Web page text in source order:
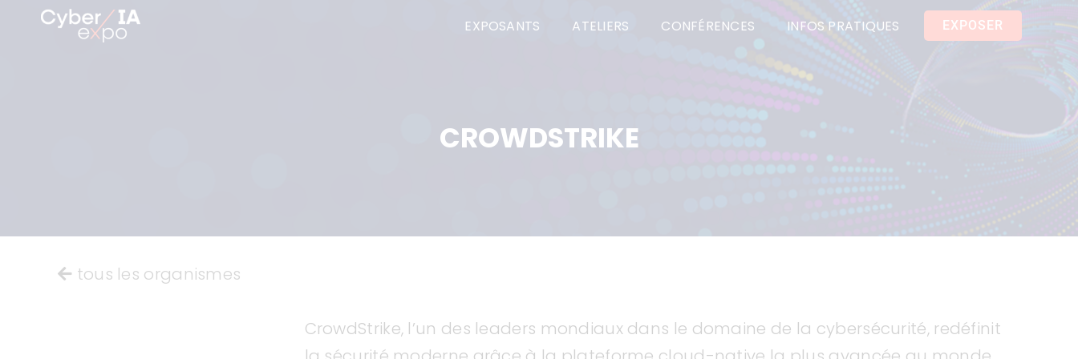
EXPOSANTS ATELIERS CONFÉRENCES INFOS PRATIQUES EXPOSER
CROWDSTRIKE
tous les organismes
CrowdStrike, l’un des leaders mondiaux dans le domaine de la cybersécurité, redéfinit